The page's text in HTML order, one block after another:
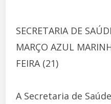
SECRETARIA DE
MARÇO AZUL
FEIRA (21)
A Secretaria de